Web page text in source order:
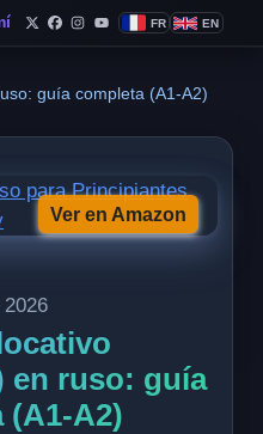
Sigue a Philippe de Foy
Sigue a Philippe de
Sigue a Philippe de
Sigue a Philippe
FR EN
guía completa (A1-A2)
Ver en Amazon
en ruso: guía
(A1-A2)